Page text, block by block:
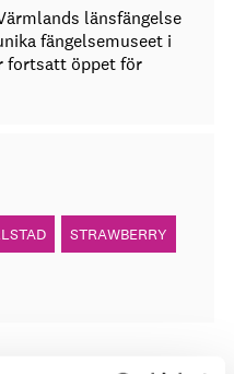
länsfängelse
fängelsemuseet i
fortsatt öppet för
STRAWBERRY